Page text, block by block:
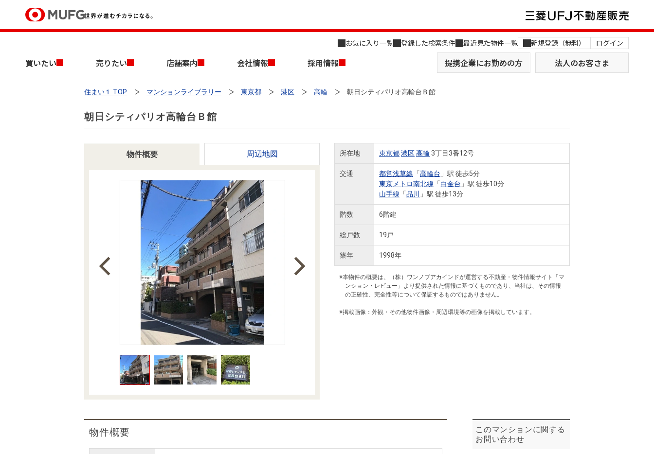
お気に入り一覧 登録した検索条件 最近見た物件一覧 新規登録（無料） ログイン
買いたい 売りたい 店舗案内 会社情報 採用情報 提携企業にお勤めの方 法人のお客さま
買いたいTOP
新築・中古一戸建てを探す 土地を探す
住宅ローンシミュレーション
住まいと暮らしの税金の本（電子ブック） 購入ガイド
売りたいTOP
AI不動産査定
売却時手取り金額試算
周辺相場検索
住まいと暮らしの税金の本（電子ブック） 売却ガイド
店舗案内TOP
店舗のご案内（名古屋） 店舗のご案内（関西）
会社情報TOP
会社概要 MUFG Way
組織図 役員一覧
本社地図
採用情報TOP
キャリア採用情報
売りたい
住まい１ TOP マンションライブラリー 東京都 港区 高輪 朝日シティパリオ高輪台Ｂ館
朝日シティパリオ高輪台Ｂ館
物件概要 周辺地図 所在地 東京都港区高輪 3丁目3番12号
交通 都営浅草線 「高輪台 」駅 徒歩5分
東京メトロ南北線 「白金台 」駅 徒歩10分
山手線 「品川 」駅 徒歩13分
階数 6階建
総戸数 19戸
築年 1998年
※本物件の概要は、（株）ワンノブアカインドが運営する不動産・物件情報サイト「マ
ンション・レビュー」より提供された情報に基づくものであり、当社は、その情報
の正確性、完全性等について保証するものではありません。
※掲載画像：外観・その他物件画像・周辺環境等の画像を掲載しています。
物件概要
このマンションに関する
お問い合わせ